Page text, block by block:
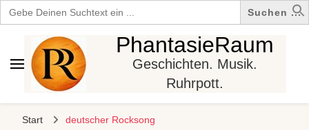
Search
for:
PhantasieRaum
Geschichten. Musik.
Ruhrpott.
Start deutscher Rocksong